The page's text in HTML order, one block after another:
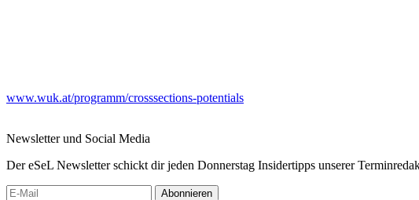
www.wuk.at/programm/crosssections-potentials
Newsletter und Social Media
Der eSeL Newsletter schickt dir jeden Donnerstag Insidertipps unserer
Abonnieren